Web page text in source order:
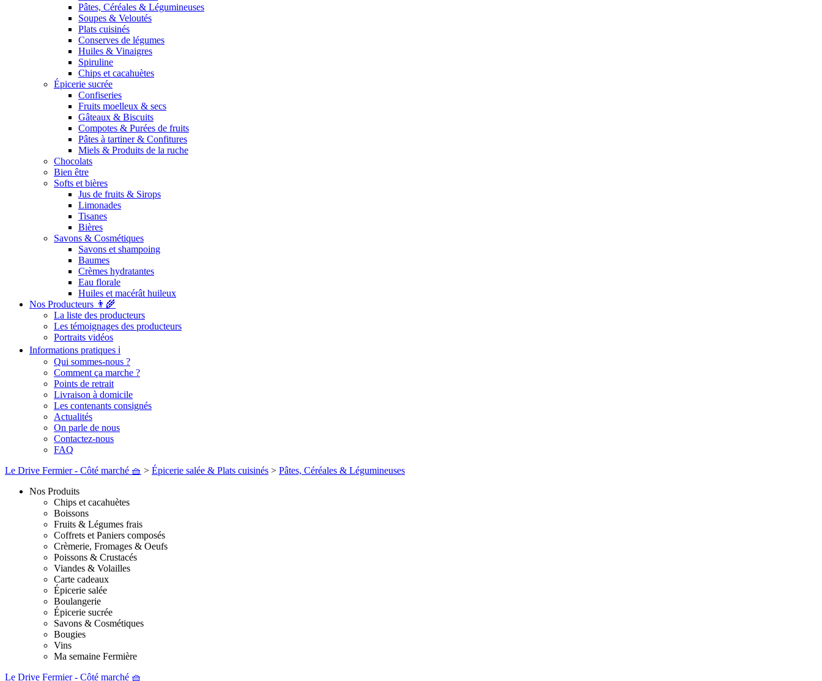
Pâtes, Céréales & Légumineuses
Soupes & Veloutés
Plats cuisinés
Conserves de légumes
Huiles & Vinaigres
Spiruline
Chips et cacahuètes
Épicerie sucrée
Confiseries
Fruits moelleux & secs
Gâteaux & Biscuits
Compotes & Purées de fruits
Pâtes à tartiner & Confitures
Miels & Produits de la ruche
Chocolats
Bien être
Softs et bières
Jus de fruits & Sirops
Limonades
Tisanes
Bières
Savons & Cosmétiques
Savons et shampoing
Baumes
Crèmes hydratantes
Eau florale
Huiles et macérât huileux
Nos Producteurs 👨‍🌾
La liste des producteurs
Les témoignages des producteurs
Portraits vidéos
Informations pratiques ℹ️
Qui sommes-nous ?
Comment ça marche ?
Points de retrait
Livraison à domicile
Les contenants consignés
Actualités
On parle de nous
Contactez-nous
FAQ
Le Drive Fermier - Côté marché 🧺 > Épicerie salée & Plats cuisinés > Pâtes, Céréales & Légumineuses
Nos Produits
Chips et cacahuètes
Boissons
Fruits & Légumes frais
Coffrets et Paniers composés
Crèmerie, Fromages & Oeufs
Poissons & Crustacés
Viandes & Volailles
Carte cadeaux
Épicerie salée
Boulangerie
Épicerie sucrée
Savons & Cosmétiques
Bougies
Vins
Ma semaine Fermière
Le Drive Fermier - Côté marché 🧺